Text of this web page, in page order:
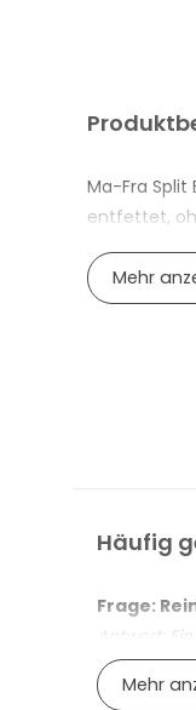
Ma-Fra
entfettet,
Geeignet
Spiegel und
Ohne
Mehr
Häufig
Frage:
Antwort:
reinigen
nichtMehr